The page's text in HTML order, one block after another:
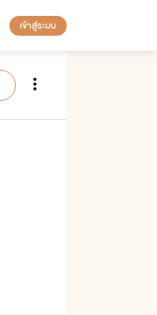
เข้าสู่ระบบ